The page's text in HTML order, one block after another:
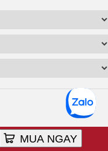
MUA NGAY